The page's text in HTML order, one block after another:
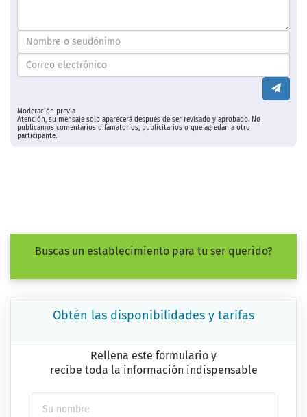
Moderación previa
Atención, su mensaje solo aparecerá después de ser revisado y aprobado. No
publicamos comentarios difamatorios, publicitarios o que agredan a otro
participante.
Buscas un establecimiento para tu ser querido?
Obtén las disponibilidades y tarifas
Rellena este formulario y
recibe toda la información indispensable